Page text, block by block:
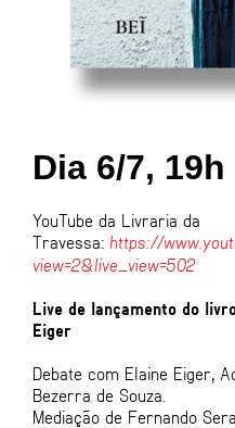
Dia 6/7, 19h
YouTube da Livraria da
Travessa: https://
view=2&live_view=502
Live de lançamento do
Eiger
Debate com Elaine Eiger,
Bezerra de Souza.
Mediação de Fernando